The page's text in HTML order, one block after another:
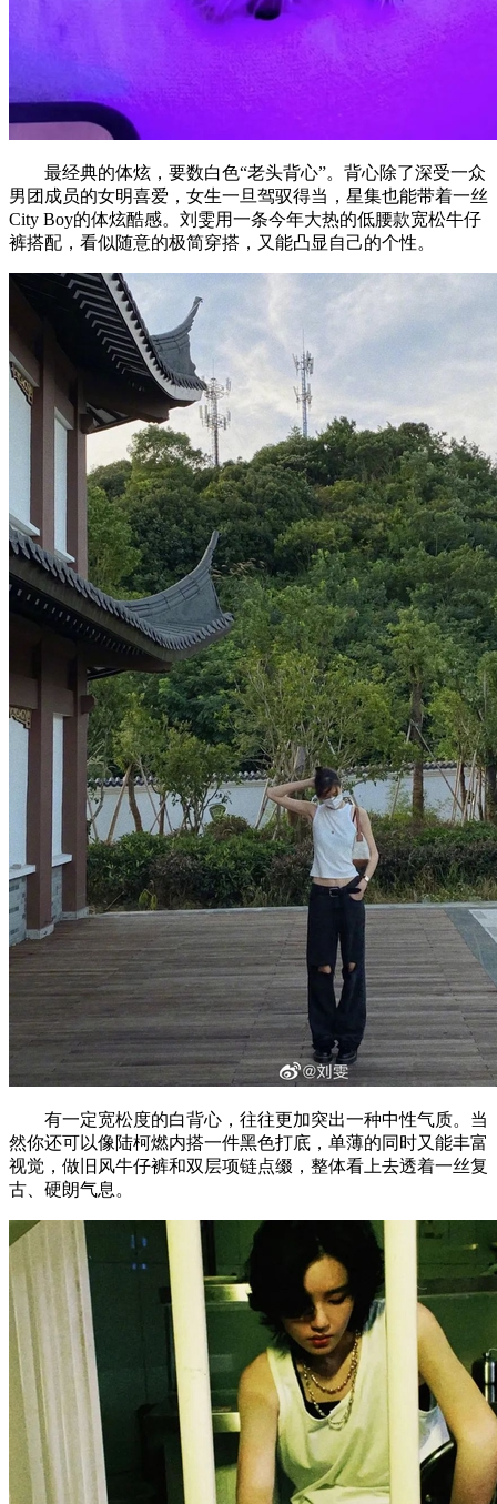
最经典的体炫，要数白色“老头背心”。背心除了深受一众
男团成员的女明喜爱，女生一旦驾驭得当，星集也能带着一丝
City Boy的体炫酷感。刘雯用一条今年大热的低腰款宽松牛仔
裤搭配，看似随意的极简穿搭，又能凸显自己的个性。
有一定宽松度的白背心，往往更加突出一种中性气质。当
然你还可以像陆柯燃内搭一件黑色打底，单薄的同时又能丰富
视觉，做旧风牛仔裤和双层项链点缀，整体看上去透着一丝复
古、硬朗气息。